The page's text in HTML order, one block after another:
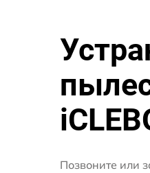
Позвоните или